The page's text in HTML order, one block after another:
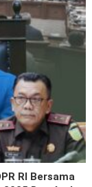
RI Bersama